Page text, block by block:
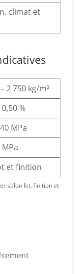
climat et
2 750 kg/m³
%
MPa
MPa
et finition
selon lot, finition et